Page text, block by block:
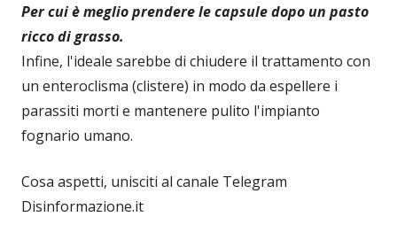
Per cui è meglio prendere le capsule dopo un pasto
ricco di grasso.
Infine, l'ideale sarebbe di chiudere il trattamento con
un enteroclisma (clistere) in modo da espellere i
parassiti morti e mantenere pulito l'impianto
fognario umano.
Cosa aspetti, unisciti al canale Telegram
Disinformazione.it